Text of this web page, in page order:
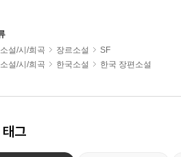
소설/시/희곡 장르소설
SF
소설/시/희곡 한국소설 한국 장편소설
그